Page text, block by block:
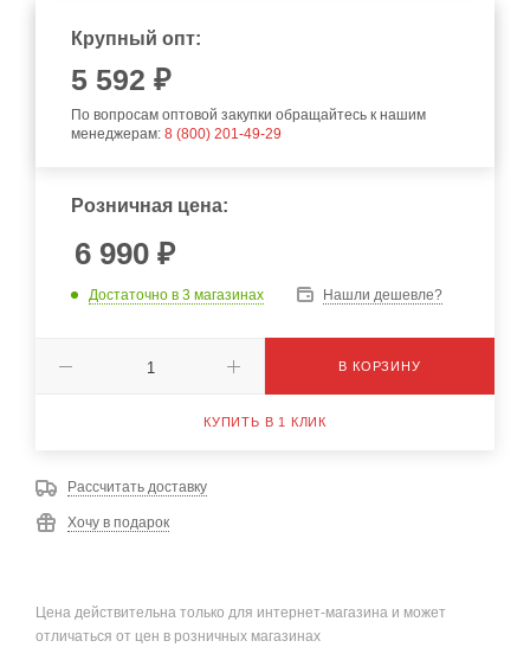
Крупный опт:
5 592 ₽
По вопросам оптовой закупки обращайтесь к нашим
менеджерам: 8 (800) 201-49-29
Розничная цена:
6 990 ₽
Достаточно в 3 магазинах Нашли дешевле?
В КОРЗИНУ
КУПИТЬ В 1 КЛИК
Рассчитать доставку
Хочу в подарок
Цена действительна только для интернет-магазина и может
отличаться от цен в розничных магазинах